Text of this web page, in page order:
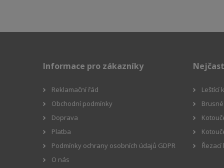
Informace pro zákazníky
Reklamační řád
Obchodní podmínky
Doprava
Platba
Podmínky ochrany osobních údajů GDPR
O nás
Leštící
Řezací